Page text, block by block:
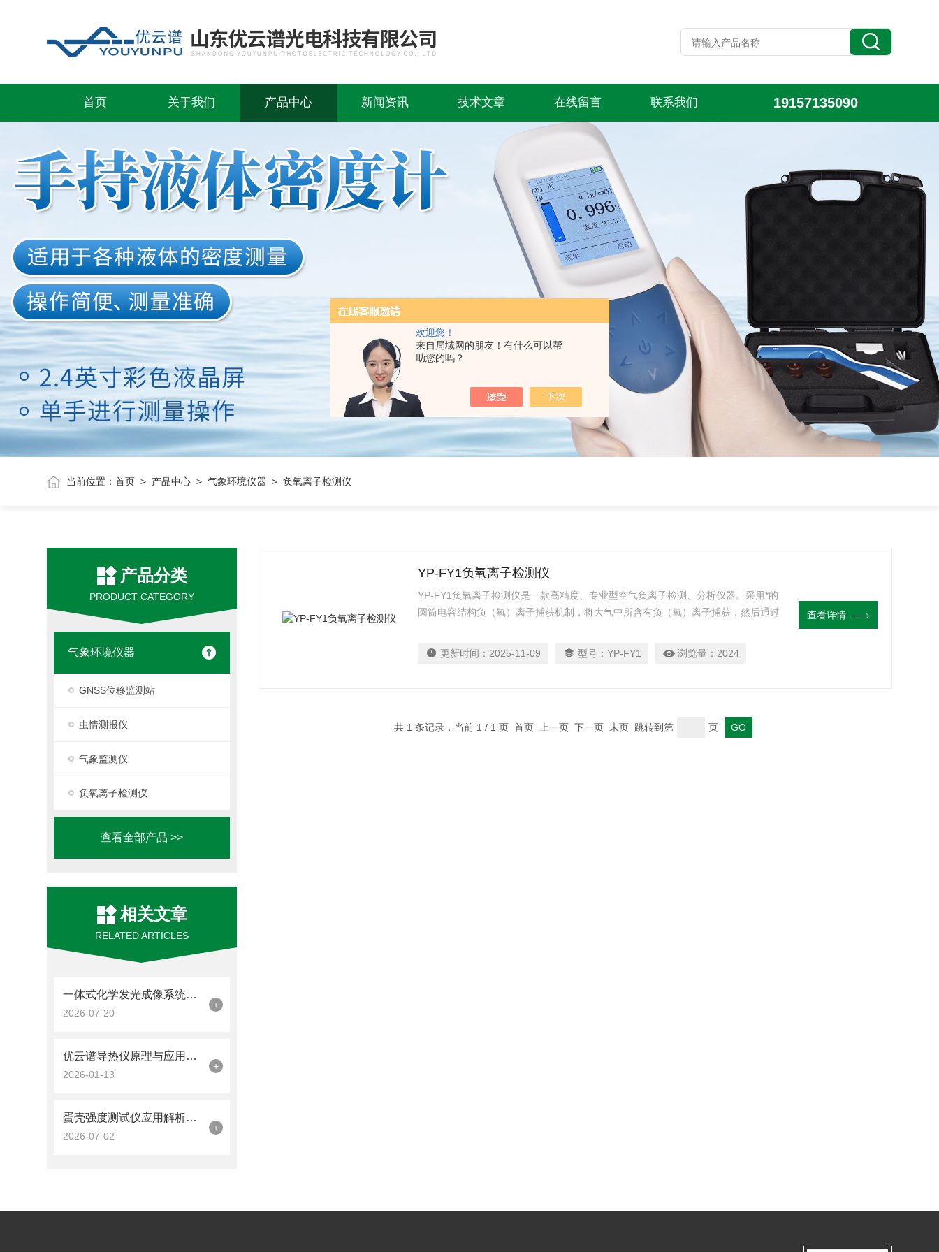
欢迎您！
来自局域网的朋友！有什么可以帮
助您的吗？
首页 关于我们 产品中心 新闻资讯 技术文章 在线留言 联系我们 19157135090
当前位置：首页 > 产品中心 >气象环境仪器 > 负氧离子检测仪
产品分类
PRODUCT CATEGORY
气象环境仪器
GNSS位移监测站
虫情测报仪
气象监测仪
负氧离子检测仪
查看全部产品 >>
相关文章
RELATED ARTICLES
一体式化学发光成像系统品牌推荐｜优云谱高灵敏制冷相机助力微弱信号捕捉
2026-07-20
+
优云谱导热仪原理与应用讲解理解材料热传导性能
2026-01-13
+
蛋壳强度测试仪应用解析：禽蛋分级与检测中主流品牌技术报告
2026-07-02
+
YP-FY1负氧离子检测仪
YP-FY1负氧离子检测仪是一款高精度、专业型空气负离子检测、分析仪器。采用*的
圆筒电容结构负（氧）离子捕获机制，将大气中所含有负（氧）离子捕获，然后通过
更新时间： 2025-11-09 型号： YP-FY1 浏览量： 2024
查看详情
共 1 条记录，当前 1 / 1 页 首页 上一页 下一页 末页 跳转到第 页